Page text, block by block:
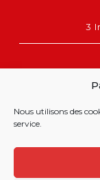
Nous utilisons des
service.
3